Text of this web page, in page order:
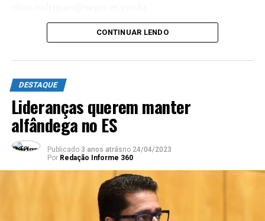
CONTINUAR LENDO
DESTAQUE
Lideranças querem manter
alfândega no ES
Publicado 3 anos atrásno 24/04/2023
Por Redação Informe 360